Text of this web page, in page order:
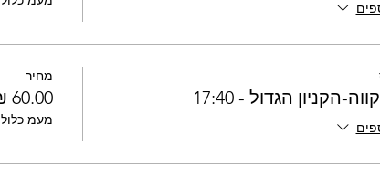
הקניון הגדול - 17:40
מחיר
מעמ כלול